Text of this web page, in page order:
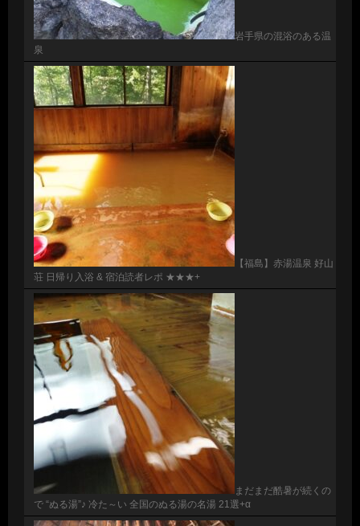
岩手県の混浴のある温
泉
【福島】赤湯温泉 好山
荘 日帰り入浴 & 宿泊読者レポ ★★★+
まだまだ酷暑が続くの
で “ぬる湯”♪ 冷た～い 全国のぬる湯の名湯 21選+α